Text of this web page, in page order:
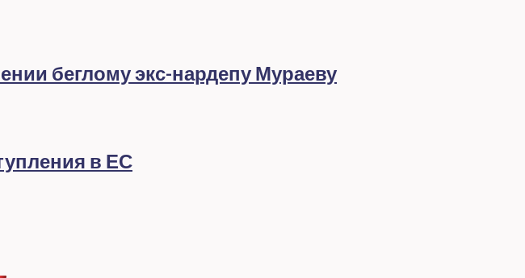
беглому экс-нардепу Мураеву
в ЕС